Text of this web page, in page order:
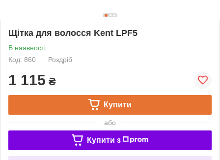
Щітка для волосся Kent LPF5
В наявності
Код: 860
Роздріб
1 115 ₴
Купити
або
Купити з